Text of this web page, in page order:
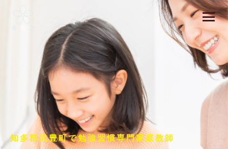
知多郡武豊町で勉強習慣専門家庭教師